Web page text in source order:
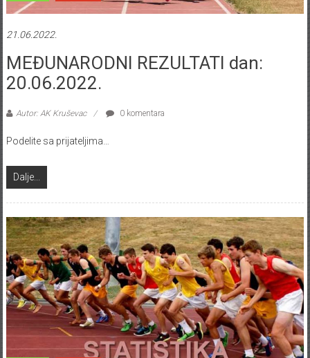
21.06.2022.
MEĐUNARODNI REZULTATI dan:
20.06.2022.
Autor: AK Kruševac 0 komentara
Podelite sa prijateljima…
Dalje...